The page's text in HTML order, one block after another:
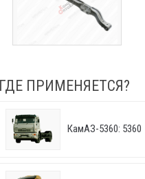
ГДЕ ПРИМЕНЯЕТСЯ?
КамАЗ-5360: 5360